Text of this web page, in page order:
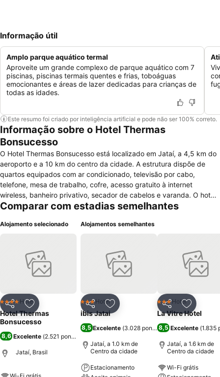
Informação útil
Amplo parque aquático termal
Aproveite um grande complexo de parque aquático com 7
piscinas, piscinas termais quentes e frias, toboáguas
emocionantes e áreas de lazer dedicadas para crianças de
todas as idades.
Este resumo foi criado por inteligência artificial e pode não ser 100% correto.
Informação sobre o Hotel Thermas
Bonsucesso
O Hotel Thermas Bonsucesso está localizado em Jataí, a 4,5 km do
aeroporto e a 10 km do centro da cidade. A estrutura dispõe de
quartos equipados com ar condicionado, televisão por cabo,
telefone, mesa de trabalho, cofre, acesso gratuito à internet
wireless, banheiro privativo, secador de cabelos e varanda. O hotel
oferece serviços de recepção 24h, suíte nupcial, bar, jardim, sala de
disponível por todo o hotel e estacionamento privativo e gratuito.
jogos, academia, massagem, sauna, quadra de tênis, quadra
poliesportiva, piscina, bar da piscina e cinema. O restaurante do
Hotel Thermas Bonsucesso serve um buffet de café da manhã
Comparar com estadias semelhantes
Alojamento selecionado
PartilharAdicionar aos favoritos
4 EstrelasHotel
Hotel Thermas
Bonsucesso
8,6 Excelente (2.521 pontuações
Jataí, Brasil
Alojamentos semelhantes
PartilharAdicionar aos favoritos
3 Estrelas
Hotel
ibis Jatai
8,5 Excelente (3.028 pontuações)
Jataí, a 1.0 km de
Centro da cidade
Estacionamento
Partilhar
3 Estrelas
Hotel
La Vitre Hotel
8,5 Excelente (1.835
Jataí, a 1.6 km de
Centro da cidade
Wi-Fi grátis